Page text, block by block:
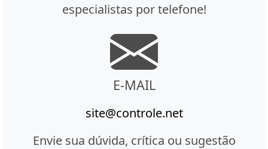
especialistas por telefone!
E-MAIL
site@controle.net
Envie sua dúvida, crítica ou sugestão